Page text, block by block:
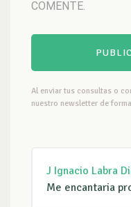
COMENTE.
Al enviar tus consultas o
nuestro newsletter de
J Ignacio Labra
Me encantaria